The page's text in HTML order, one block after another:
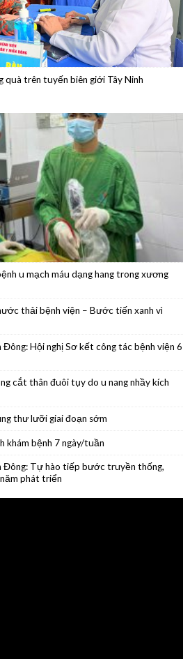
trên tuyến biên giới Tây Ninh
u mạch máu dạng hang trong xương
thải bệnh viện – Bước tiến xanh vì
Hội nghị Sơ kết công tác bệnh viện 6
cắt thân đuôi tụy do u nang nhầy kích
thư lưỡi giai đoạn sớm
bệnh 7 ngày/tuần
phát triển